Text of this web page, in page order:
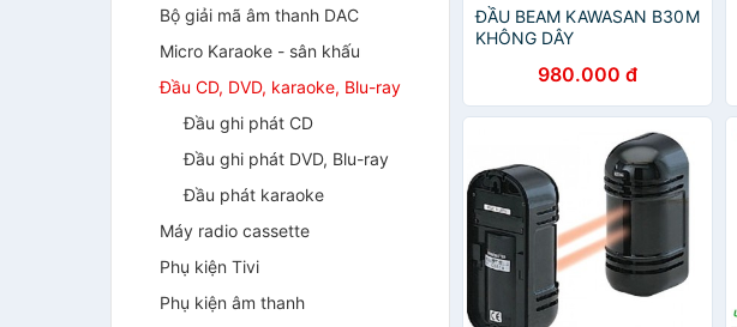
Bộ giải mã âm thanh DAC
Micro Karaoke - sân khấu
Đầu CD, DVD, karaoke, Blu-ray
Đầu ghi phát CD
Đầu ghi phát DVD, Blu-ray
Đầu phát karaoke
Máy radio cassette
Phụ kiện Tivi
Phụ kiện âm thanh
ĐẦU BEAM KAWASAN B30M
KHÔNG DÂY
980.000 đ